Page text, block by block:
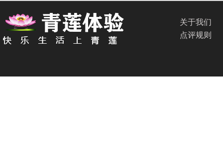
关于我们
点评规则